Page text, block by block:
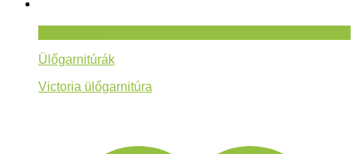
Ülőgarnitúrák
Victoria ülőgarnitúra